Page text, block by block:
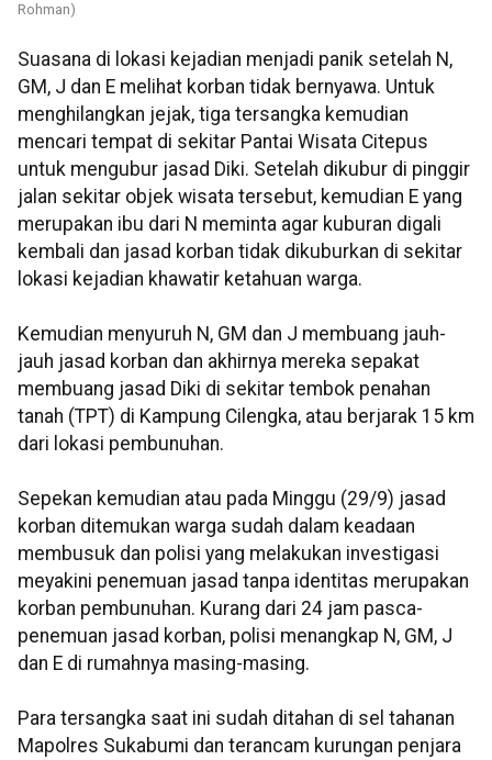
Rohman)
Suasana di lokasi kejadian menjadi panik setelah N,
GM, J dan E melihat korban tidak bernyawa. Untuk
menghilangkan jejak, tiga tersangka kemudian
mencari tempat di sekitar Pantai Wisata Citepus
untuk mengubur jasad Diki. Setelah dikubur di pinggir
jalan sekitar objek wisata tersebut, kemudian E yang
merupakan ibu dari N meminta agar kuburan digali
kembali dan jasad korban tidak dikuburkan di sekitar
lokasi kejadian khawatir ketahuan warga.
Kemudian menyuruh N, GM dan J membuang jauh-
jauh jasad korban dan akhirnya mereka sepakat
membuang jasad Diki di sekitar tembok penahan
tanah (TPT) di Kampung Cilengka, atau berjarak 15 km
dari lokasi pembunuhan.
Sepekan kemudian atau pada Minggu (29/9) jasad
korban ditemukan warga sudah dalam keadaan
membusuk dan polisi yang melakukan investigasi
meyakini penemuan jasad tanpa identitas merupakan
korban pembunuhan. Kurang dari 24 jam pasca-
penemuan jasad korban, polisi menangkap N, GM, J
dan E di rumahnya masing-masing.
Para tersangka saat ini sudah ditahan di sel tahanan
Mapolres Sukabumi dan terancam kurungan penjara